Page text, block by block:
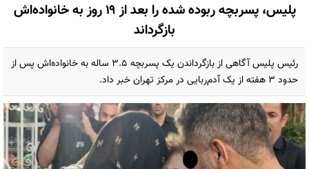
پلیس، پسربچه ربوده شده را بعد از ۱۹ روز به خانواده‌اش
بازگرداند
رئیس پلیس آگاهی از بازگرداندن یک پسربچه ۳.۵ ساله به خانواده‌اش پس از
حدود ۳ هفته از یک آدم‌ربایی در مرکز تهران خبر داد.